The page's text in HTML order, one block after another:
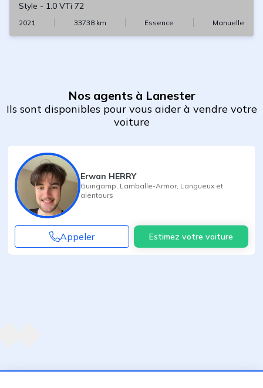
Style - 1.0 VTi 72
2021 33738km Essence Manuelle
Nos agents à Lanester
Ils sont disponibles pour vous aider à vendre votre
voiture
Erwan HERRY
Guingamp Lamballe-Armor, Langueux et
alentours
Appeler Estimez votre voiture